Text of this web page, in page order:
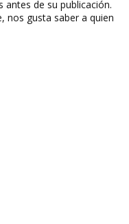
de su publicación.
nos gusta saber a quien